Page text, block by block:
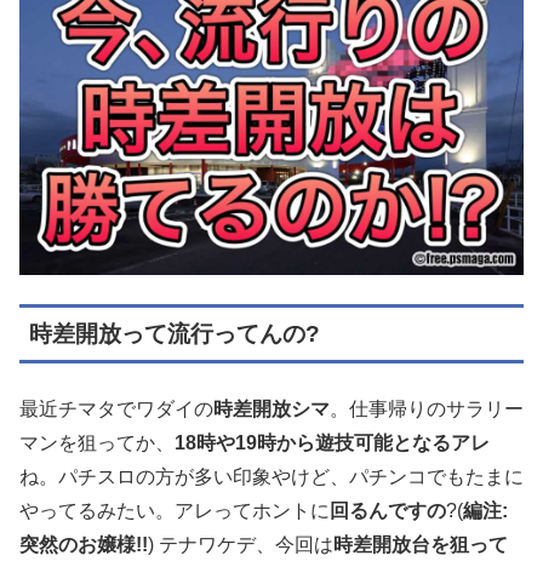
時差開放って流行ってんの?
最近チマタでワダイの時差開放シマ。仕事帰りのサラリー
マンを狙ってか、 18時や19時から遊技可能となるアレ
ね。パチスロの方が多い印象やけど、パチンコでもたまに
やってるみたい。アレってホントに 回るんですの?(編注:
突然のお嬢様!!) テナワケデ、今回は時差開放台を狙って